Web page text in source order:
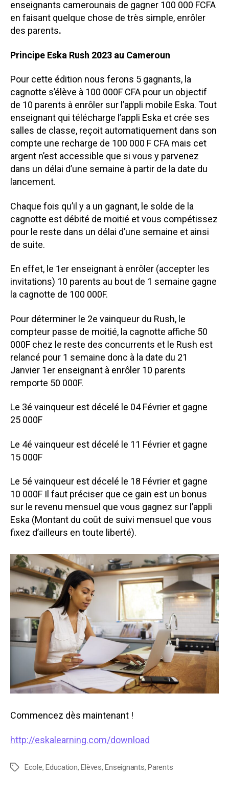
i
t
0
a
r
e
t
s
enseignants camerounais de gagner 100 000 FCFA
en faisant quelque chose de très simple, enrôler
des parents.
Principe Eska Rush 2023 au Cameroun
Pour cette édition nous ferons 5 gagnants, la
cagnotte s’élève à 100 000F CFA pour un objectif
de 10 parents à enrôler sur l’appli mobile Eska. Tout
enseignant qui télécharge l’appli Eska et crée ses
salles de classe, reçoit automatiquement dans son
compte une recharge de 100 000 F CFA mais cet
argent n’est accessible que si vous y parvenez
dans un délai d’une semaine à partir de la date du
lancement.
Chaque fois qu’il y a un gagnant, le solde de la
cagnotte est débité de moitié et vous compétissez
pour le reste dans un délai d’une semaine et ainsi
de suite.
En effet, le 1er enseignant à enrôler (accepter les
invitations) 10 parents au bout de 1 semaine gagne
la cagnotte de 100 000F.
Pour déterminer le 2e vainqueur du Rush, le
compteur passe de moitié, la cagnotte affiche 50
000F chez le reste des concurrents et le Rush est
relancé pour 1 semaine donc à la date du 21
Janvier 1er enseignant à enrôler 10 parents
remporte 50 000F.
Le 3é vainqueur est décelé le 04 Février et gagne
25 000F
Le 4é vainqueur est décelé le 11 Février et gagne
15 000F
Le 5é vainqueur est décelé le 18 Février et gagne
10 000F Il faut préciser que ce gain est un bonus
sur le revenu mensuel que vous gagnez sur l’appli
Eska (Montant du coût de suivi mensuel que vous
fixez d’ailleurs en toute liberté).
Commencez dès maintenant !
http://eskalearning.com/download
TagsEcole,Education,Elèves,Enseignants,Parents